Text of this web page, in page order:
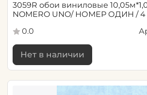
3059R обои виниловые
NOMERO UNO/ НОМЕР ОДИН / 4
0.0
Нет в наличии